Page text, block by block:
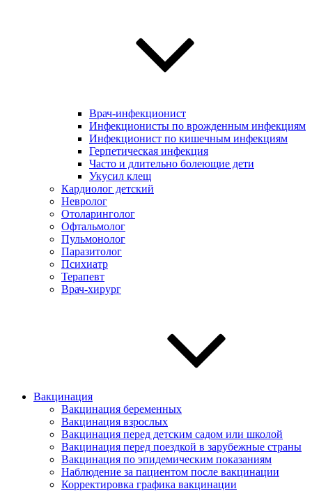
Врач-инфекционист
Инфекционисты по врожденным инфекциям
Инфекционист по кишечным инфекциям
Герпетическая инфекция
Часто и длительно болеющие дети
Укусил клещ
Кардиолог детский
Невролог
Отоларинголог
Офтальмолог
Пульмонолог
Паразитолог
Психиатр
Терапевт
Врач-хирург
Вакцинация
Вакцинация беременных
Вакцинация взрослых
Вакцинация перед детским садом или школой
Вакцинация перед поездкой в зарубежные страны
Вакцинация по эпидемическим показаниям
Наблюдение за пациентом после вакцинации
Корректировка графика вакцинации